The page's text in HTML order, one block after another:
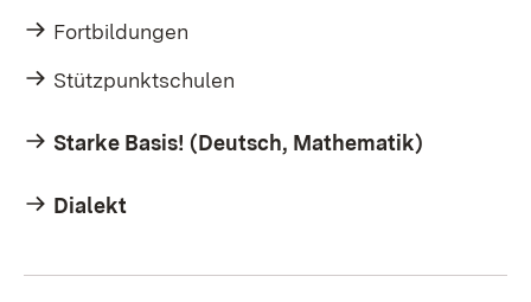
Fortbildungen
Stützpunktschulen
Starke Basis! (Deutsch, Mathematik)
Dialekt